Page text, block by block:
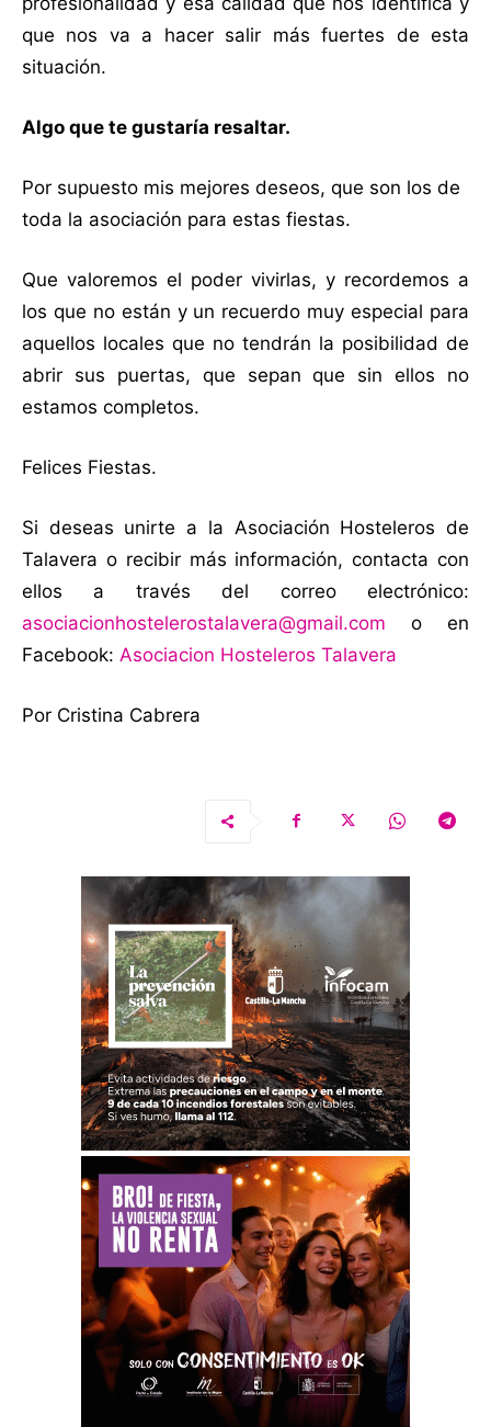
que nos va a hacer salir más fuertes de esta
situación.
Algo que te gustaría resaltar.
Por supuesto mis mejores deseos, que son los de
toda la asociación para estas fiestas.
Que valoremos el poder vivirlas, y recordemos a
los que no están y un recuerdo muy especial para
aquellos locales que no tendrán la posibilidad de
abrir sus puertas, que sepan que sin ellos no
estamos completos.
Felices Fiestas.
Si deseas unirte a la Asociación Hosteleros de
Talavera o recibir más información, contacta con
ellos a través del correo electrónico:
asociacionhostelerostalavera@gmail.com o en
Facebook: Asociacion Hosteleros Talavera
Por Cristina Cabrera